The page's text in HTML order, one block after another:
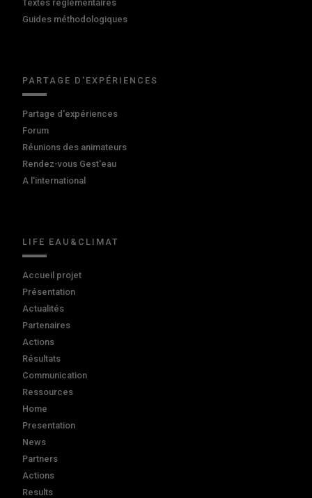
Textes réglementaires
Guides méthodologiques
PARTAGE D'EXPÉRIENCES
Partage d'expériences
Forum
Réunions des animateurs
Rendez-vous Gest'eau
A l'international
LIFE EAU&CLIMAT
Accueil projet
Présentation
Actualités
Partenaires
Actions
Résultats
Communication
Ressources
Home
Presentation
News
Partners
Actions
Results